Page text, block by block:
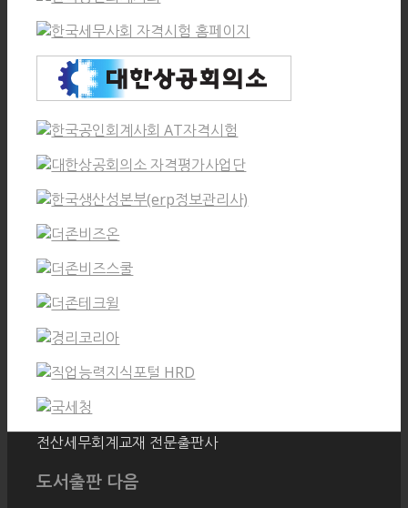
전산세무회계교재 전문출판사
도서출판 다음